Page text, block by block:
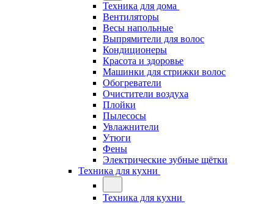
Техника для дома
Вентиляторы
Весы напольные
Выпрямители для волос
Кондиционеры
Красота и здоровье
Машинки для стрижки волос
Обогреватели
Очистители воздуха
Плойки
Пылесосы
Увлажнители
Утюги
Фены
Электрические зубные щётки
Техника для кухни
Техника для кухни